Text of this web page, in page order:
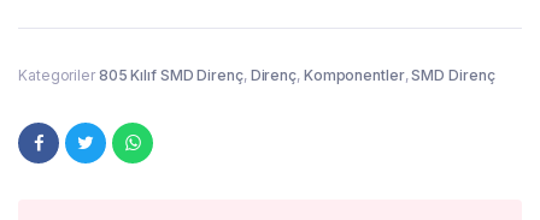
Kategoriler 805 Kılıf SMD Direnç, Direnç, Komponentler,SMD Direnç